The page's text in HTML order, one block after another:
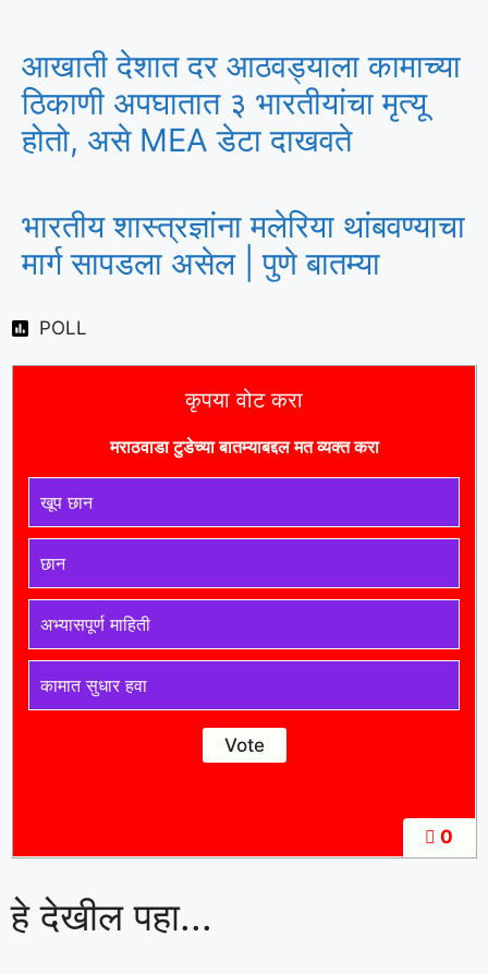
आखाती देशात दर आठवड्याला कामाच्या
ठिकाणी अपघातात ३ भारतीयांचा मृत्यू
होतो, असे MEA डेटा दाखवते
भारतीय शास्त्रज्ञांना मलेरिया थांबवण्याचा
मार्ग सापडला असेल | पुणे बातम्या
POLL
0
कृपया वोट करा
मराठवाडा टुडेच्या बातम्याबद्दल मत व्यक्त करा
खूप छान
छान
अभ्यासपूर्ण माहिती
कामात सुधार हवा
हे देखील पहा...